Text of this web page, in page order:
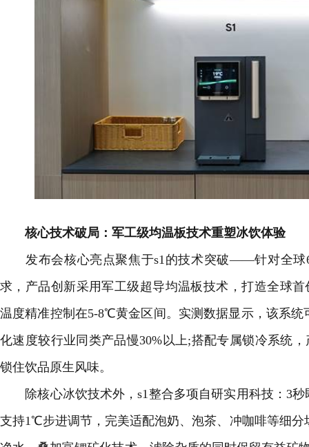
核心技术破局：军工级均温板技术重塑冰饮体验
发布会核心亮点聚焦于s1的技术突破——针对全球
求，产品创新采用军工级超导均温板技术，打造全球
温度精准控制在5-8℃黄金区间。实测数据显示，该系统
化速度较行业同类产品慢30%以上;搭配专属锁冷系统
锁住饮品原生风味。
除核心冰饮技术外，s1整合多项自研实用科技：3
支持1℃步进调节，完美适配泡奶、泡茶、冲咖啡等细分